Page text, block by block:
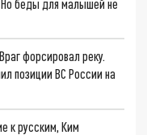
Но беды для малышей не
форсировал реку.
позиции ВС России на
к русским, Ким